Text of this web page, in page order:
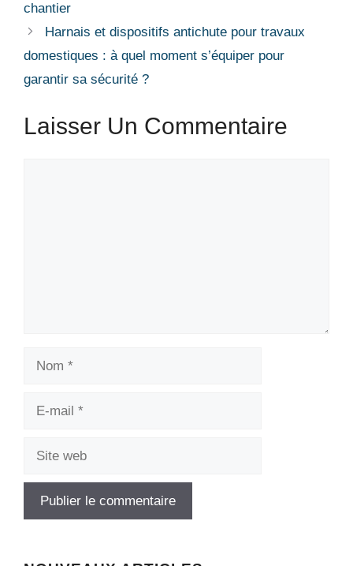
chantier
Harnais et dispositifs antichute pour travaux
domestiques : à quel moment s’équiper pour
garantir sa sécurité ?
Laisser Un Commentaire